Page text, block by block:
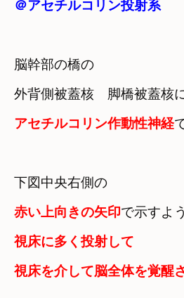
＠アセチルコリン投射系
脳幹部の橋の
外背側被蓋核　脚橋被蓋核
アセチルコリン作動性神経
赤い上向きの矢印で示すよ
視床に多く投射して
視床を介して脳全体を覚醒